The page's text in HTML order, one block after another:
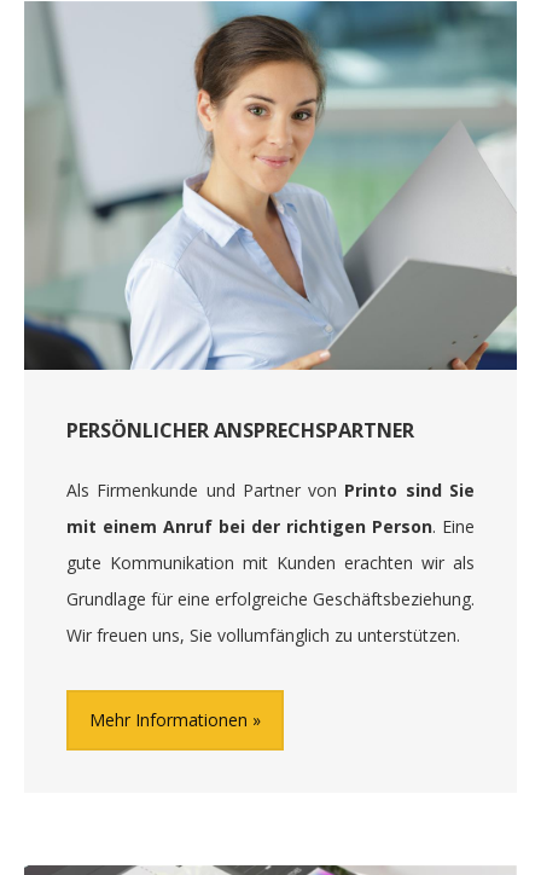
PERSÖNLICHER ANSPRECHSPARTNER
Als Firmenkunde und Partner von Printo sind Sie
mit einem Anruf bei der richtigen Person. Eine
gute Kommunikation mit Kunden erachten wir als
Grundlage für eine erfolgreiche Geschäftsbeziehung.
Wir freuen uns, Sie vollumfänglich zu unterstützen.
Mehr Informationen